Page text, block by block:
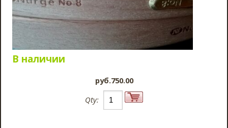
В наличии
pyб.750.00
Qty: